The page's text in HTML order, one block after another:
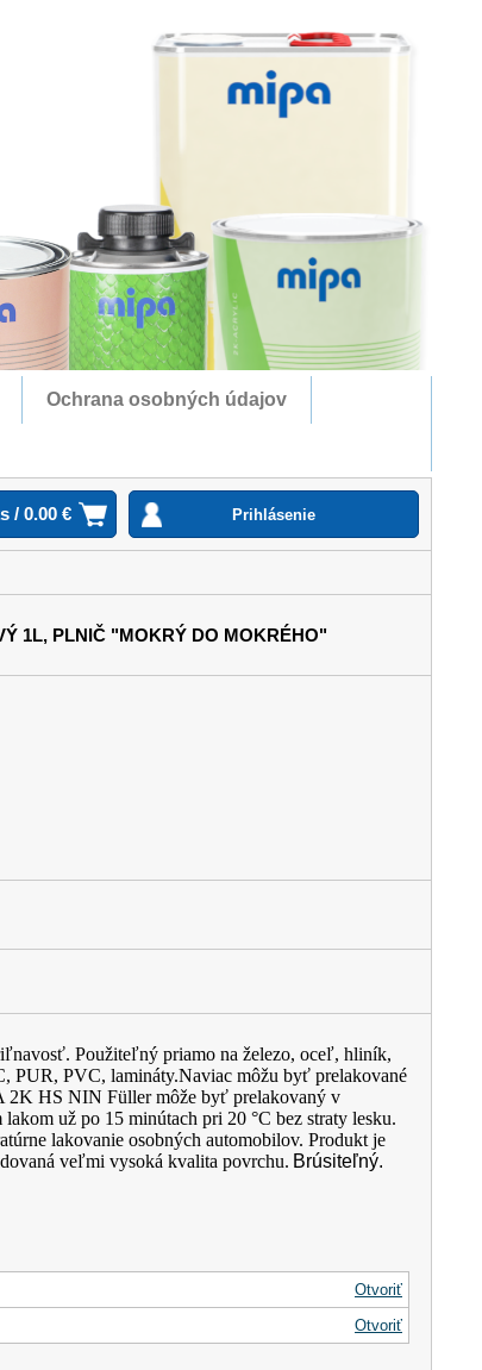
Ochrana osobných údajov
/ 0.00 € Prihlásenie
1L, PLNIČ "MOKRÝ DO MOKRÉHO"
Použiteľný priamo na železo, oceľ, hliník,
PUR, PVC, lamináty.Naviac môžu byť prelakované
2K HS NIN Füller môže byť prelakovaný v
už po 15 minútach pri 20 °C bez straty lesku.
lakovanie osobných automobilov. Produkt je
veľmi vysoká kvalita povrchu. Brúsiteľný.
Otvoriť
Otvoriť